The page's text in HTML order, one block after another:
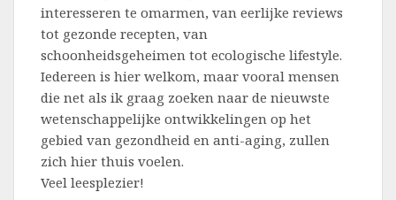
interesseren te omarmen, van eerlijke reviews
tot gezonde recepten, van
schoonheidsgeheimen tot ecologische lifestyle.
Iedereen is hier welkom, maar vooral mensen
die net als ik graag zoeken naar de nieuwste
wetenschappelijke ontwikkelingen op het
gebied van gezondheid en anti-aging, zullen
zich hier thuis voelen.
Veel leesplezier!